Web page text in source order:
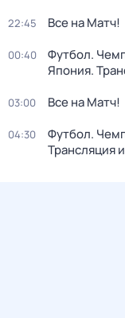
22:45 Все на Матч!
00:40
Футбол.
Япония.
03:00 Все на Матч!
04:30
Футбол.
Трансляция